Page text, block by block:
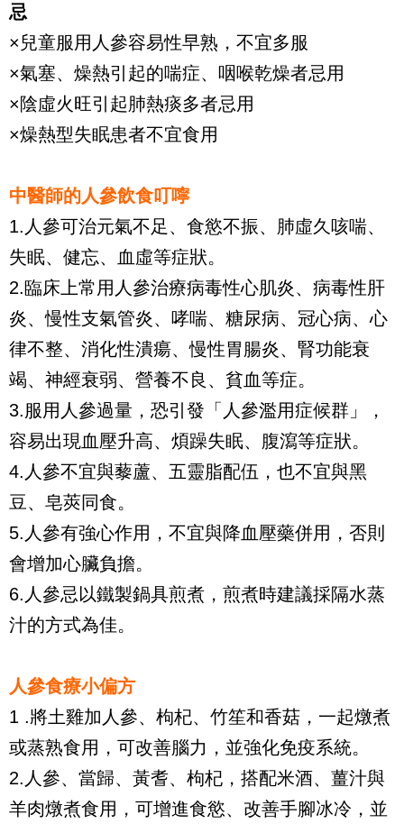
忌
×兒童服用人參容易性早熟，不宜多服
×氣塞、燥熱引起的喘症、咽喉乾燥者忌用
×陰虛火旺引起肺熱痰多者忌用
×燥熱型失眠患者不宜食用
中醫師的人參飲食叮嚀
1.人參可治元氣不足、食慾不振、肺虛久咳喘、
失眠、健忘、血虛等症狀。
2.臨床上常用人參治療病毒性心肌炎、病毒性肝
炎、慢性支氣管炎、哮喘、糖尿病、冠心病、心
律不整、消化性潰瘍、慢性胃腸炎、腎功能衰
竭、神經衰弱、營養不良、貧血等症。
3.服用人參過量，恐引發「人參濫用症候群」，
容易出現血壓升高、煩躁失眠、腹瀉等症狀。
4.人參不宜與藜蘆、五靈脂配伍，也不宜與黑
豆、皂莢同食。
5.人參有強心作用，不宜與降血壓藥併用，否則
會增加心臟負擔。
6.人參忌以鐵製鍋具煎煮，煎煮時建議採隔水蒸
汁的方式為佳。
人參食療小偏方
1 .將土雞加人參、枸杞、竹笙和香菇，一起燉煮
或蒸熟食用，可改善腦力，並強化免疫系統。
2.人參、當歸、黃耆、枸杞，搭配米酒、薑汁與
羊肉燉煮食用，可增進食慾、改善手腳冰冷，並